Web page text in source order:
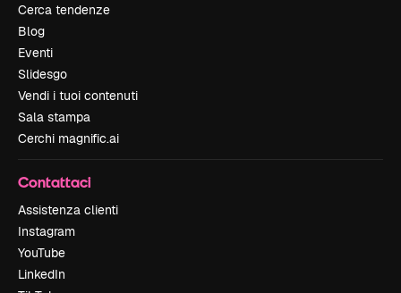
Cerca tendenze
Blog
Eventi
Slidesgo
Vendi i tuoi contenuti
Sala stampa
Cerchi magnific.ai
Contattaci
Assistenza clienti
Instagram
YouTube
LinkedIn